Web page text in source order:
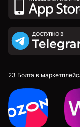
23 Болта в